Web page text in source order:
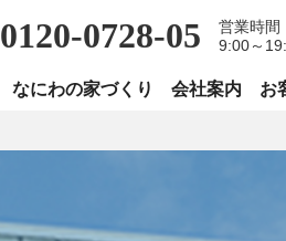
0120-0728-05
営業時間
9:00～
なにわの家づくり 会社案内 お